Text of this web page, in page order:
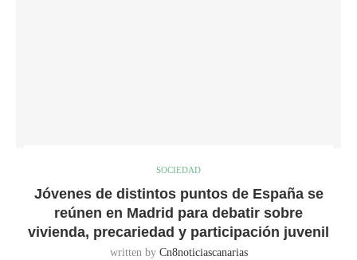
SOCIEDAD
Jóvenes de distintos puntos de España se
reúnen en Madrid para debatir sobre
vivienda, precariedad y participación juvenil
written by Cn8noticiascanarias